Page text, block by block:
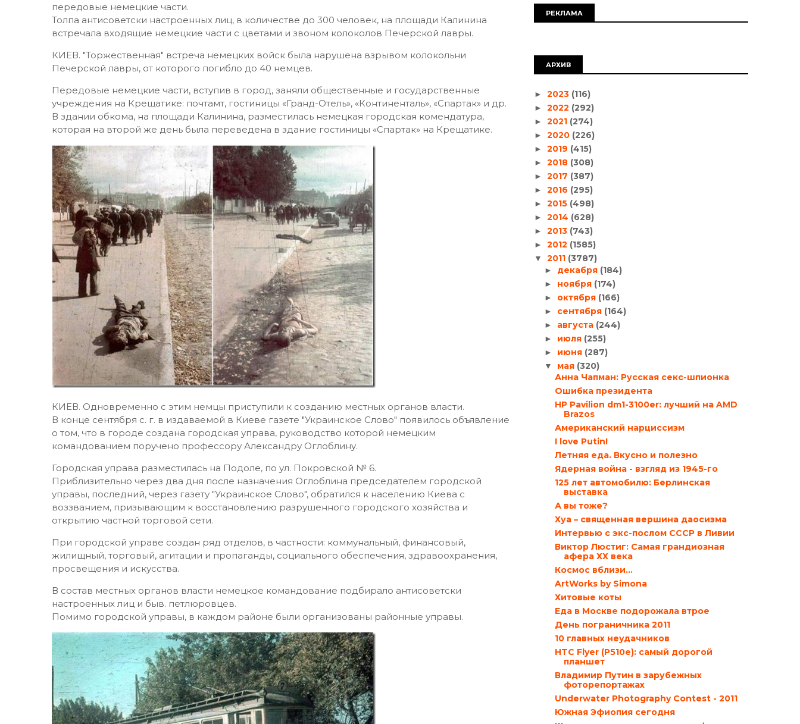
передовые немецкие части.
Толпа антисоветски настроенных лиц, в количестве до 300 человек, на площади Калинина
встречала входящие немецкие части с цветами и звоном колоколов Печерской лавры.
КИЕВ. "Торжественная" встреча немецких войск была нарушена взрывом колокольни
Печерской лавры, от которого погибло до 40 немцев.
Передовые немецкие части, вступив в город, заняли общественные и государственные
учреждения на Крещатике: почтамт, гостиницы «Гранд-Отель», «Континенталь», «Спартак» и др.
В здании обкома, на площади Калинина, разместилась немецкая городская комендатура,
которая на второй же день была переведена в здание гостиницы «Спартак» на Крещатике.
КИЕВ. Одновременно с этим немцы приступили к созданию местных органов власти.
В конце сентября с. г. в издаваемой в Киеве газете "Украинское Слово" появилось объявление
о том, что в городе создана городская управа, руководство которой немецким
командованием поручено профессору Александру Оглоблину.
Городская управа разместилась на Подоле, по ул. Покровской № 6.
Приблизительно через два дня после назначения Оглоблина председателем городской
управы, последний, через газету "Украинское Слово", обратился к населению Киева с
воззванием, призывающим к восстановлению разрушенного городского хозяйства и
открытию частной торговой сети.
При городской управе создан ряд отделов, в частности: коммунальный, финансовый,
жилищный, торговый, агитации и пропаганды, социального обеспечения, здравоохранения,
просвещения и искусства.
В состав местных органов власти немецкое командование подбирало антисоветски
настроенных лиц и быв. петлюровцев.
Помимо городской управы, в каждом районе были организованы районные управы.
РЕКЛАМА
АРХИВ
► 2023 (116)
► 2022 (292)
► 2021 (274)
► 2020 (226)
► 2019 (415)
► 2018 (308)
► 2017 (387)
► 2016 (295)
► 2015 (498)
► 2014 (628)
► 2013 (743)
► 2012 (1585)
▼ 2011 (3787)
► декабря (184)
► ноября (174)
► октября (166)
► сентября (164)
► августа (244)
► июля (255)
► июня (287)
▼ мая (320)
Анна Чапман: Русская секс-шпионка
Ошибка президента
HP Pavilion dm1-3100er: лучший на AMD
Brazos
Американский нарциссизм
I love Putin!
Летняя еда. Вкусно и полезно
Ядерная война - взгляд из 1945-го
125 лет автомобилю: Берлинская
выставка
А вы тоже?
Хуа – священная вершина даосизма
Интервью с экс-послом СССР в Ливии
Виктор Люстиг: Самая грандиозная
афера ХХ века
Космос вблизи…
ArtWorks by Simona
Хитовые коты
Еда в Москве подорожала втрое
День пограничника 2011
10 главных неудачников
HTC Flyer (P510e): самый дорогой
планшет
Владимир Путин в зарубежных
фоторепортажах
Underwater Photography Contest - 2011
Южная Эфиопия сегодня